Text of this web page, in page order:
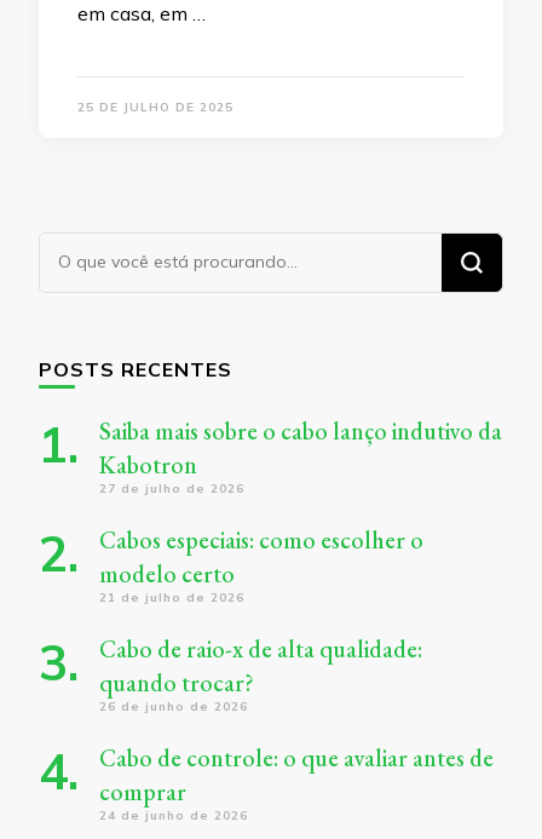
em casa, em …
25 DE JULHO DE 2025
Procurando
algo?
POSTS RECENTES
Saiba mais sobre o cabo lanço indutivo da
Kabotron
27 de julho de 2026
Cabos especiais: como escolher o
modelo certo
21 de julho de 2026
Cabo de raio-x de alta qualidade:
quando trocar?
26 de junho de 2026
Cabo de controle: o que avaliar antes de
comprar
24 de junho de 2026